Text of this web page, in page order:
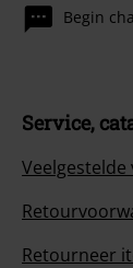
Begin
Service,
Veelgestelde
Retourneer